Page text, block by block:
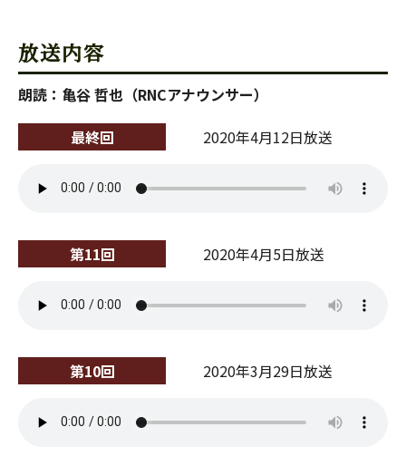
放送内容
朗読：亀谷 哲也（RNCアナウンサー）
最終回
2020年4月12日放送
第11回 2020年4月5日放送
第10回 2020年3月29日放送